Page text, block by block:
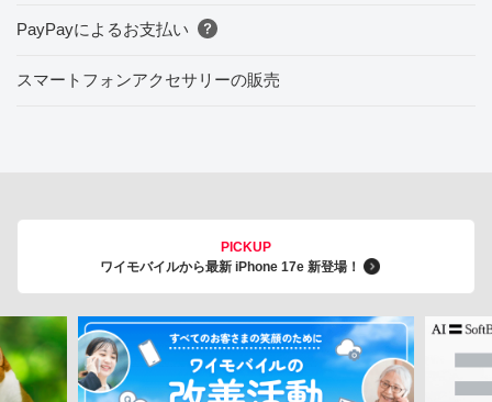
PayPayによるお支払い
スマートフォンアクセサリーの販売
PICKUP
ワイモバイルから最新 iPhone 17e 新登場！